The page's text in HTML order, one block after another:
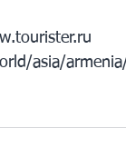
asia/